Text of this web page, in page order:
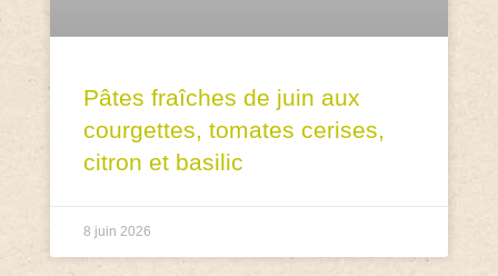
Pâtes fraîches de juin aux
courgettes, tomates cerises,
citron et basilic
8 juin 2026